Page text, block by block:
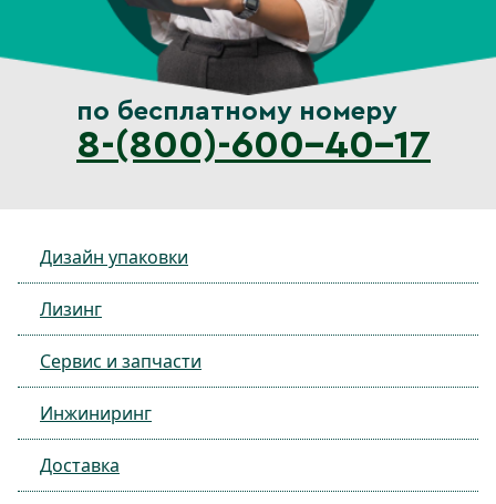
по бесплатному номеру
8-(800)-600-40-17
Дизайн упаковки
Лизинг
Сервис и запчасти
Инжиниринг
Доставка